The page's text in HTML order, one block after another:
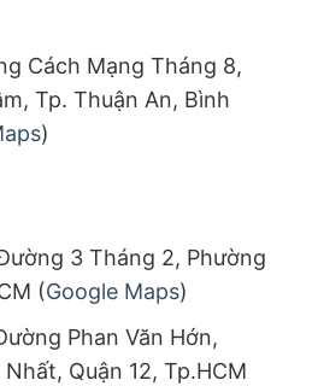
Cách Mạng Tháng 8,
Tp. Thuận An, Bình
)
Đường 3 Tháng 2, Phường
(Google Maps)
Phan Văn Hớn,
Quận 12, Tp.HCM